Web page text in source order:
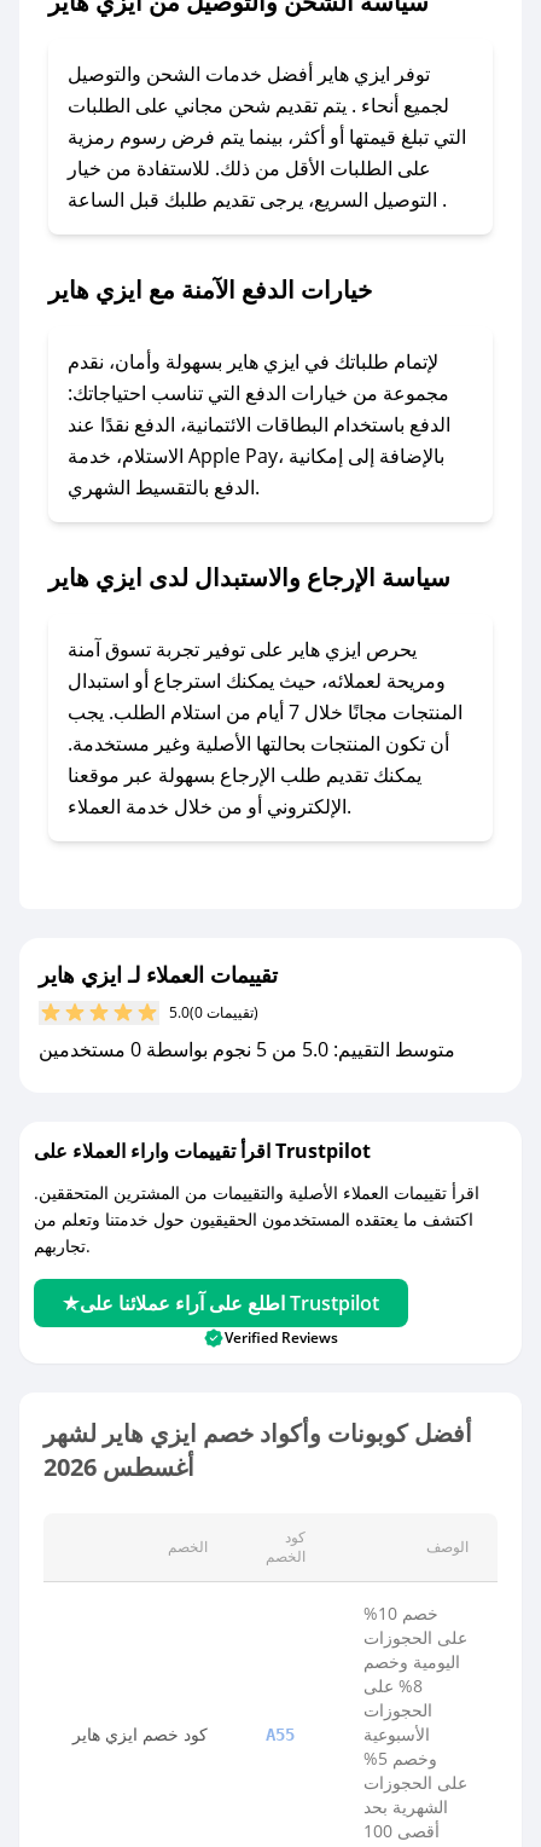
باستخدام تطبيق صحصح، يمكنك العثور بسهولة على
تواصل معنا عبر تويتر أو البريد الإلكتروني لإضافته
بسرعة.
### كيفية استخدام كود خصم ايزي هاير؟
1. انسخ كود الخصم من تطبيق صحصح.
2. الصقه في خانة الدفع عند التسوق من ايزي هاير.
### ماذا أفعل إذا لم يعمل كود الخصم؟
الرسائل الخاصة على تويتر أو البريد الإلكتروني،
وسنقوم بحل المشكلة في أسرع وقت ممكن.
### ماذا أفعل إذا لم أجد كود خصم لمتجري
المفضل؟
في حال عدم توفر كوبونات لمتجرك المفضل، يمكنك
أسرع وقت ممكن.
### كيف تحصل على كوبونات خصم حصرية من
ايزي هاير؟
للحصول على كوبونات وخصومات حصرية، قم بما
يلي:
- اضغط على أيقونة متابعة لمتجر ايزي هاير في
تطبيق صحصح.
مع صحصح، تسوق بذكاء ووفّر على كل مشترياتك مع
توفر ايزي هاير أفضل خدمات الشحن والتوصيل
لجميع أنحاء . يتم تقديم شحن مجاني على الطلبات
التي تبلغ قيمتها أو أكثر، بينما يتم فرض رسوم رمزية
على الطلبات الأقل من ذلك. للاستفادة من خيار
التوصيل السريع، يرجى تقديم طلبك قبل الساعة .
خيارات الدفع الآمنة مع ايزي هاير
لإتمام طلباتك في ايزي هاير بسهولة وأمان، نقدم
مجموعة من خيارات الدفع التي تناسب احتياجاتك:
الدفع باستخدام البطاقات الائتمانية، الدفع نقدًا عند
الاستلام، خدمة Apple Pay، بالإضافة إلى إمكانية
الدفع بالتقسيط الشهري.
سياسة الإرجاع والاستبدال لدى ايزي هاير
يحرص ايزي هاير على توفير تجربة تسوق آمنة
ومريحة لعملائه، حيث يمكنك استرجاع أو استبدال
المنتجات مجانًا خلال 7 أيام من استلام الطلب. يجب
أن تكون المنتجات بحالتها الأصلية وغير مستخدمة.
يمكنك تقديم طلب الإرجاع بسهولة عبر موقعنا
الإلكتروني أو من خلال خدمة العملاء.
تقييمات العملاء لـ ايزي هاير
5.0 (0 تقييمات)
متوسط التقييم: 5.0 من 5 نجوم بواسطة 0 مستخدمين
اقرأ تقييمات واراء العملاء على Trustpilot
اقرأ تقييمات العملاء الأصلية والتقييمات من المشترين المتحققين.
اكتشف ما يعتقده المستخدمون الحقيقيون حول خدمتنا وتعلم من
تجاربهم.
اطلع على آراء عملائنا على Trustpilot
Verified Reviews
أفضل كوبونات وأكواد خصم ايزي هاير لشهر
أغسطس 2026
الخصم
كود
الخصم
الوصف
كود خصم ايزي هاير A55
خصم 10%
على الحجوزات
اليومية وخصم
8% على
الحجوزات
الأسبوعية
وخصم 5%
على الحجوزات
الشهرية بحد
أقصى 100